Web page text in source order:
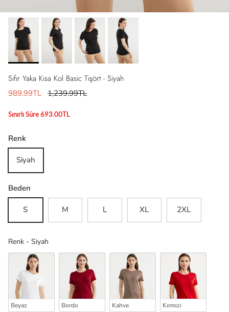
Sıfır Yaka Kısa Kol Basic Tişört - Siyah
989.99TL 1,239.99TL
Sınırlı Süre 693.00TL
Renk
Siyah
Beden
S M L XL 2XL
Renk - Siyah
Beyaz Bordo Kahve Kırmızı